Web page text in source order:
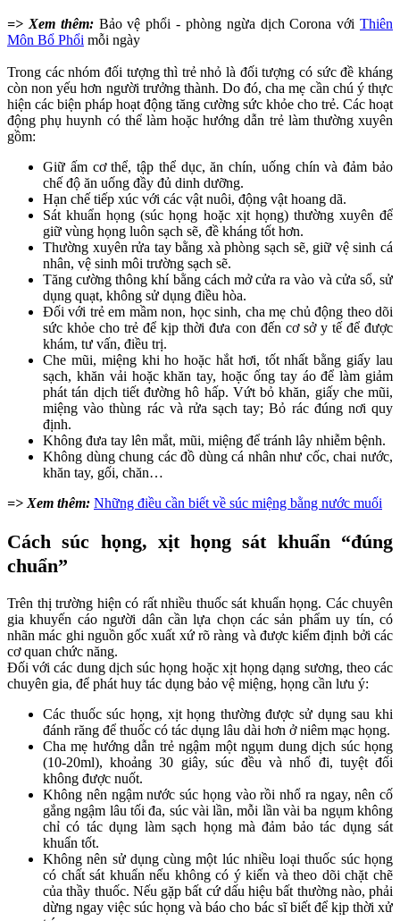
=> Xem thêm:Bảo vệ phổi - phòng ngừa dịch Corona vớiThiên
Môn Bổ Phổi mỗi ngày
Trong các nhóm đối tượng thì trẻ nhỏ là đối tượng có sức đề kháng
còn non yếu hơn người trưởng thành. Do đó, cha mẹ cần chú ý thực
hiện các biện pháp hoạt động tăng cường sức khỏe cho trẻ. Các hoạt
động phụ huynh có thể làm hoặc hướng dẫn trẻ làm thường xuyên
gồm:
Giữ ấm cơ thể, tập thể dục, ăn chín, uống chín và đảm bảo
chế độ ăn uống đầy đủ dinh dưỡng.
Hạn chế tiếp xúc với các vật nuôi, động vật hoang dã.
Sát khuẩn họng (súc họng hoặc xịt họng) thường xuyên để
giữ vùng họng luôn sạch sẽ, đề kháng tốt hơn.
Thường xuyên rửa tay bằng xà phòng sạch sẽ, giữ vệ sinh cá
nhân, vệ sinh môi trường sạch sẽ.
Tăng cường thông khí bằng cách mở cửa ra vào và cửa sổ, sử
dụng quạt, không sử dụng điều hòa.
Đối với trẻ em mầm non, học sinh, cha mẹ chủ động theo dõi
sức khỏe cho trẻ để kịp thời đưa con đến cơ sở y tế để được
khám, tư vấn, điều trị.
Che mũi, miệng khi ho hoặc hắt hơi, tốt nhất bằng giấy lau
sạch, khăn vải hoặc khăn tay, hoặc ống tay áo để làm giảm
phát tán dịch tiết đường hô hấp. Vứt bỏ khăn, giấy che mũi,
miệng vào thùng rác và rửa sạch tay; Bỏ rác đúng nơi quy
định.
Không đưa tay lên mắt, mũi, miệng để tránh lây nhiễm bệnh.
Không dùng chung các đồ dùng cá nhân như cốc, chai nước,
khăn tay, gối, chăn…
=> Xem thêm: Những điều cần biết về súc miệng bằng nước muối
Cách súc họng, xịt họng sát khuẩn “đúng
chuẩn”
Trên thị trường hiện có rất nhiều thuốc sát khuẩn họng. Các chuyên
gia khuyến cáo người dân cần lựa chọn các sản phẩm uy tín, có
nhãn mác ghi nguồn gốc xuất xứ rõ ràng và được kiểm định bởi các
cơ quan chức năng.
Đối với các dung dịch súc họng hoặc xịt họng dạng sương, theo các
chuyên gia, để phát huy tác dụng bảo vệ miệng, họng cần lưu ý:
Các thuốc súc họng, xịt họng thường được sử dụng sau khi
đánh răng để thuốc có tác dụng lâu dài hơn ở niêm mạc họng.
Cha mẹ hướng dẫn trẻ ngậm một ngụm dung dịch súc họng
(10-20ml), khoảng 30 giây, súc đều và nhổ đi, tuyệt đối
không được nuốt.
Không nên ngậm nước súc họng vào rồi nhổ ra ngay, nên cố
gắng ngậm lâu tối đa, súc vài lần, mỗi lần vài ba ngụm không
chỉ có tác dụng làm sạch họng mà đảm bảo tác dụng sát
khuẩn tốt.
Không nên sử dụng cùng một lúc nhiều loại thuốc súc họng
có chất sát khuẩn nếu không có ý kiến và theo dõi chặt chẽ
của thầy thuốc. Nếu gặp bất cứ dấu hiệu bất thường nào, phải
dừng ngay việc súc họng và báo cho bác sĩ biết để kịp thời xử